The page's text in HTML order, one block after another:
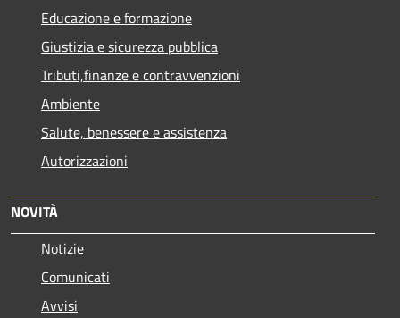
Educazione e formazione
Giustizia e sicurezza pubblica
Tributi,finanze e contravvenzioni
Ambiente
Salute, benessere e assistenza
Autorizzazioni
NOVITÀ
Notizie
Comunicati
Avvisi